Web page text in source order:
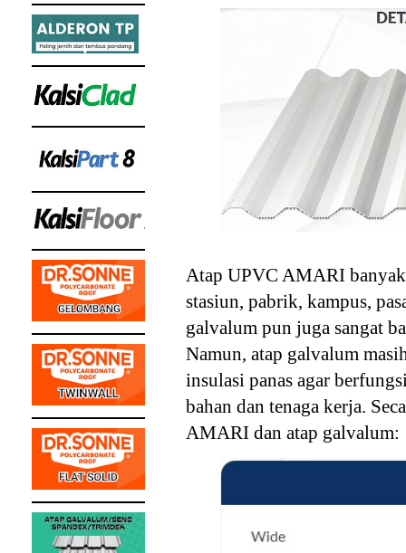
Atap UPVC AMARI
stasiun, pabrik, kampus,
galvalum pun juga sangat
Namun, atap galvalum
insulasi panas agar
bahan dan tenaga kerja.
AMARI dan atap galvalum: